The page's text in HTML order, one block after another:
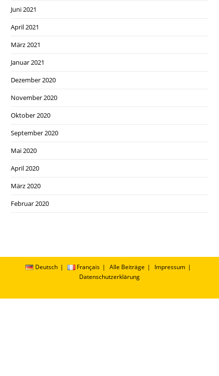
Juni 2021
April 2021
März 2021
Januar 2021
Dezember 2020
November 2020
Oktober 2020
September 2020
Mai 2020
April 2020
März 2020
Februar 2020
Deutsch Français Alle Beiträge
Impressum
Datenschutzerklärung